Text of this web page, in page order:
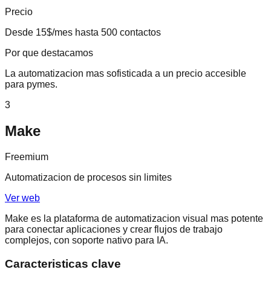
Precio
Desde 15$/mes hasta 500 contactos
Por que destacamos
La automatizacion mas sofisticada a un precio accesible
para pymes.
3
Make
Freemium
Automatizacion de procesos sin limites
Ver web
Make es la plataforma de automatizacion visual mas potente
para conectar aplicaciones y crear flujos de trabajo
complejos, con soporte nativo para IA.
Caracteristicas clave